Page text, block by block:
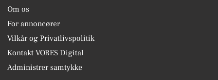
Om os
For annoncører
Vilkår og Privatlivspolitik
Kontakt VORES Digital
Administrer samtykke